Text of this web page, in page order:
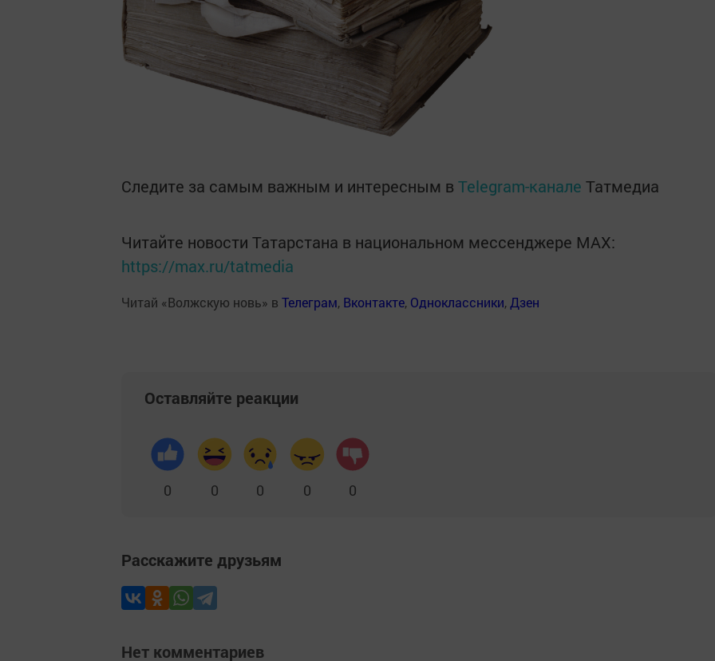
Следите за самым важным и интересным в Telegram-канале Татмедиа
Читайте новости Татарстана в национальном мессенджере MАХ:
https://max.ru/tatmedia
Читай «Волжскую новь» в Телеграм, Вконтакте, Одноклассники,Дзен
Оставляйте реакции
0 0 0 0 0
Расскажите друзьям
Нет комментариев